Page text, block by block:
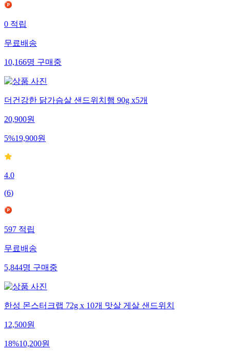
0 적립
무료배송
10,166명 구매중
더건강한 닭가슴살 샌드위치햄 90g x5개
20,900원
5%19,900원
4.0
(6)
597 적립
무료배송
5,844명 구매중
한성 몬스터크랩 72g x 10개 맛살 게살 샌드위치
12,500원
18%10,200원